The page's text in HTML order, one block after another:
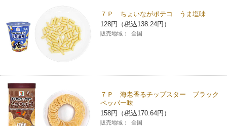
７Ｐ ちょいながポテコ うま塩味
128円（税込138.24円）
販売地域： 全国
７Ｐ 海老香るチップスター ブラック
ペッパー味
158円（税込170.64円）
販売地域： 全国